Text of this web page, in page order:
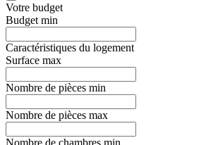
Votre budget
Budget min
Caractéristiques du logement
Surface max
Nombre de pièces min
Nombre de pièces max
Nombre de chambres min